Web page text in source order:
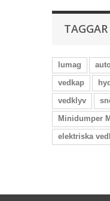
TAGGAR
lumag
vedkap
vedklyv
Minidumper
elektriska